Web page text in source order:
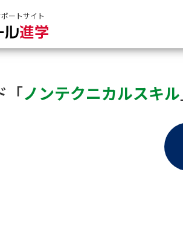
ートサイト
「ノンテクニカルスキル